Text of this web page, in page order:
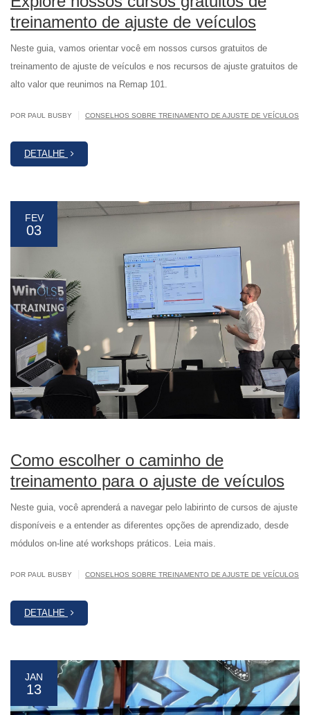
treinamento de ajuste de veículos
Neste guia, vamos orientar você em nossos cursos gratuitos de
treinamento de ajuste de veículos e nos recursos de ajuste gratuitos de
alto valor que reunimos na Remap 101.
POR PAUL BUSBY CONSELHOS SOBRE TREINAMENTO DE AJUSTE DE VEÍCULOS
DETALHE
FEV
03
Como escolher o caminho de
treinamento para o ajuste de veículos
Neste guia, você aprenderá a navegar pelo labirinto de cursos de ajuste
disponíveis e a entender as diferentes opções de aprendizado, desde
módulos on-line até workshops práticos. Leia mais.
POR PAUL BUSBY CONSELHOS SOBRE TREINAMENTO DE AJUSTE DE VEÍCULOS
DETALHE
JAN
13